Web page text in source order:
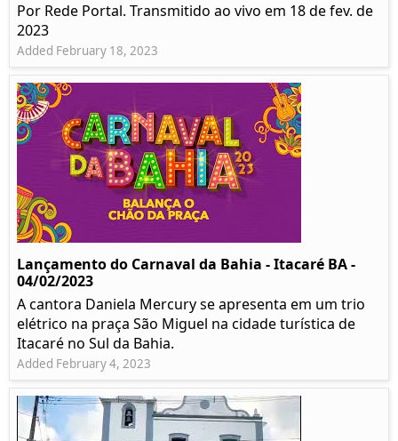
Por Rede Portal. Transmitido ao vivo em 18 de fev. de
2023
Added February 18, 2023
Lançamento do Carnaval da Bahia - Itacaré BA -
04/02/2023
A cantora Daniela Mercury se apresenta em um trio
elétrico na praça São Miguel na cidade turística de
Itacaré no Sul da Bahia.
Added February 4, 2023